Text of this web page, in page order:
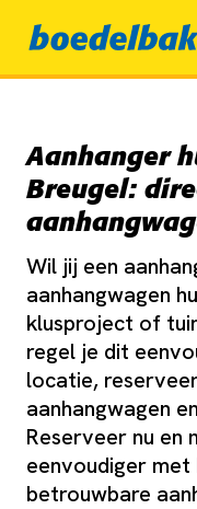
Aanhanger
Breugel:
Wil jij een
aanhangwagen
klusproject of
regel je dit
locatie,
aanhangwagen
Reserveer nu en
eenvoudiger met
betrouwbare